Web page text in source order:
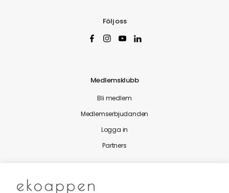
Följ oss
Medlemsklubb
Bli medlem
Medlemserbjudanden
Logga in
Partners
Nytt från Ekoappen